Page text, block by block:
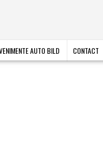
AUTO BILD CONTACT